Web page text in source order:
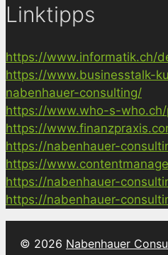
Linktipps
https://www.informatik.ch/
https://www.businesstalk-
nabenhauer-consulting/
https://www.who-s-
https://
https://nabenhauer-
https://
https://nabenhauer-
https://nabenhauer-
© 2026 Nabenhauer